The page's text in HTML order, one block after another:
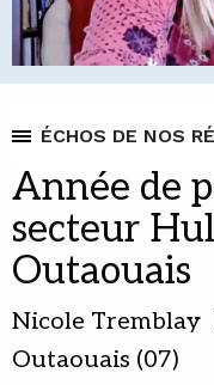
ÉCHOS DE NOS
Année de
secteur
Outaouais
Nicole Tremblay
Outaouais (07)